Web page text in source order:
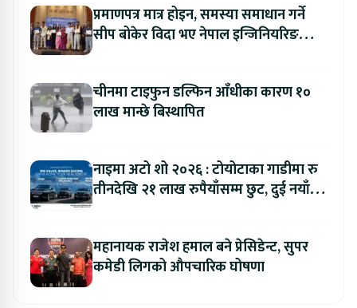
प्रमाणपत्र मात्र होइन, समस्या समाधान गर्ने
सीप बोकेर विदा भए नेपाल इन्जिनियरिङ
चीनमा टाइफुन डल्फिन आँधीका कारण १०
लाख मान्छे बिस्थापित
नाइमा अटो शो २०२६ : टोयोटाका गाडीमा रु
तीनदेखि २१ लाख रुपैयाँसम्म छुट, दुई नयाँ
महानायक राजेश हमाल बने प्रेसिडेन्ट, सुपर
कमेडी लिगको औपचारिक घोषणा